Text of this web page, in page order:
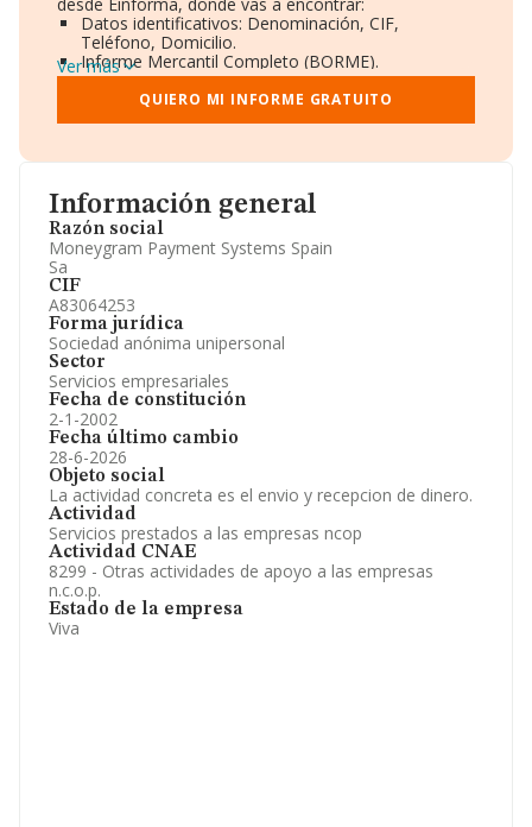
Información general
Razón social
Moneygram Payment Systems Spain
Sa
CIF
A83064253
Forma jurídica
Sociedad anónima unipersonal
Sector
Servicios empresariales
Fecha de constitución
2-1-2002
Fecha último cambio
28-6-2026
Objeto social
La actividad concreta es el envio y recepcion de dinero.
Actividad
Servicios prestados a las empresas ncop
Actividad CNAE
8299 - Otras actividades de apoyo a las empresas
n.c.o.p.
Estado de la empresa
Viva
Datos identificativos: Denominación, CIF,
Teléfono, Domicilio.
Informe Mercantil Completo (BORME).
Gráficos de Evolución Ventas y Empleados.
Consejo de Administración y Administradores.
Directivos y Ejecutivos.
Información oficial y registral complementaria.
Ver más
QUIERO MI INFORME GRATUITO